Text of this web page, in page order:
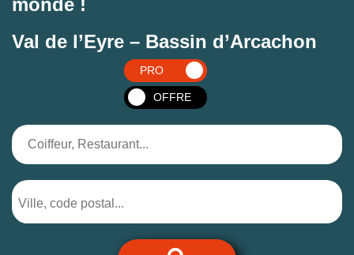
monde !
Val de l’Eyre – Bassin d’Arcachon
PRO
OFFRE